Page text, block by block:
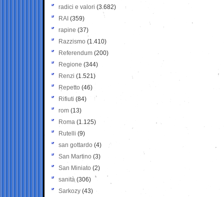
radici e valori (3.682)
RAI (359)
rapine (37)
Razzismo (1.410)
Referendum (200)
Regione (344)
Renzi (1.521)
Repetto (46)
Rifiuti (84)
rom (13)
Roma (1.125)
Rutelli (9)
san gottardo (4)
San Martino (3)
San Miniato (2)
sanità (306)
Sarkozy (43)